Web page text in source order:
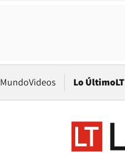
MundoVideos Lo Último